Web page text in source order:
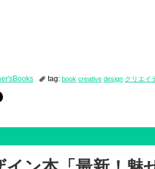
tag: book creative design クリエイ